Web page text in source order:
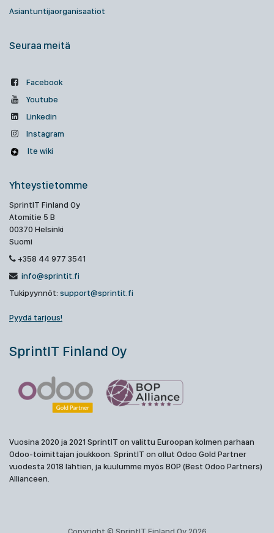
Asiantuntijaorganisaatiot
Seuraa meitä
Facebook
Youtube
Linkedin
Instagram
Ite wiki
Yhteystietomme
SprintIT Finland Oy
Atomitie 5 B
00370 Helsinki
Suomi
+358 44 977 3541
info@sprintit.fi
Tukipyynnöt: support@sprintit.fi
Pyydä tarjous!
SprintIT Finland Oy
Vuosina 2020 ja 2021 SprintIT on valittu Euroopan kolmen parhaan
Odoo-toimittajan joukkoon. SprintIT on ollut Odoo Gold Partner
vuodesta 2018 lähtien, ja kuulumme myös BOP (Best Odoo Partners)
Allianceen.
Copyright © SprintIT Finland Oy 2026